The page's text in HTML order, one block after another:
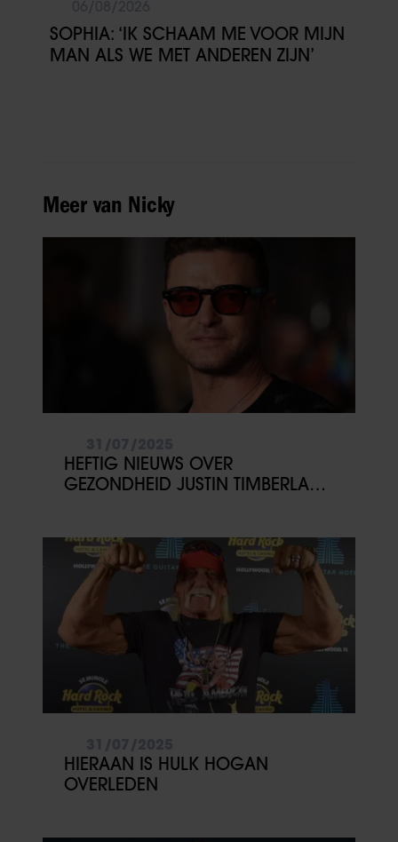
SOPHIA: ‘IK SCHAAM ME VOOR MIJN
MAN ALS WE MET ANDEREN ZIJN’
Meer van Nicky
HEFTIG NIEUWS OVER
GEZONDHEID JUSTIN TIMBERLAKE:
HIERAAN IS HULK HOGAN
OVERLEDEN